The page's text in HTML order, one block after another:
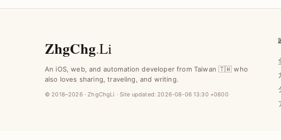
ZhgChg.Li
An iOS, web, and automation developer from Taiwan 🇹🇼 who
also loves sharing, traveling, and writing.
© 2018–2026 · ZhgChgLi · Site updated: 2026-08-06 13:30 +0800